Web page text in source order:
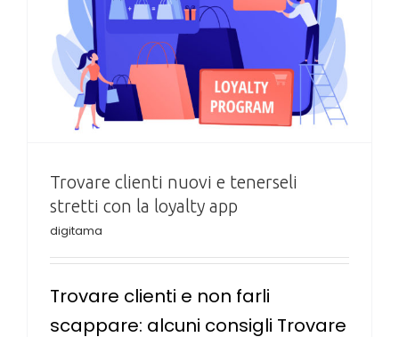
Trovare clienti nuovi e tenerseli
stretti con la loyalty app
digitama
Trovare clienti e non farli
scappare: alcuni consigli Trovare